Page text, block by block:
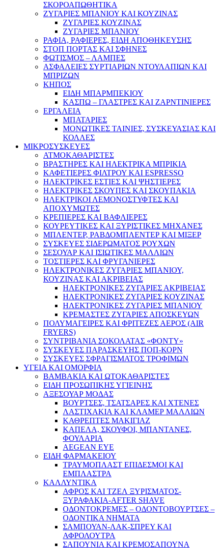
ΣΚΟΡΟΑΠΩΘΗΤΙΚΑ
ΖΥΓΑΡΙΕΣ ΜΠΑΝΙΟΥ ΚΑΙ ΚΟΥΖΙΝΑΣ
ΖΥΓΑΡΙΕΣ ΚΟΥΖΙΝΑΣ
ΖΥΓΑΡΙΕΣ ΜΠΑΝΙΟΥ
ΡΑΦΙΑ, ΡΑΦΙΕΡΕΣ, ΕΙΔΗ ΑΠΟΘΗΚΕΥΣΗΣ
ΣΤΟΠ ΠΟΡΤΑΣ ΚΑΙ ΣΦΗΝΕΣ
ΦΩΤΙΣΜΟΣ – ΛΑΜΠΕΣ
ΑΣΦΑΛΕΙΕΣ ΣΥΡΤΙΑΡΙΩΝ ΝΤΟΥΛΑΠΙΩΝ ΚΑΙ
ΜΠΡΙΖΩΝ
ΚΗΠΟΣ
ΕΙΔΗ ΜΠΑΡΜΠΕΚΙΟΥ
ΚΑΣΠΩ – ΓΛΑΣΤΡΕΣ ΚΑΙ ΖΑΡΝΤΙΝΙΕΡΕΣ
ΕΡΓΑΛΕΙΑ
ΜΠΑΤΑΡΙΕΣ
ΜΟΝΩΤΙΚΕΣ ΤΑΙΝΙΕΣ, ΣΥΣΚΕΥΑΣΙΑΣ ΚΑΙ
ΚΟΛΛΕΣ
ΜΙΚΡΟΣΥΣΚΕΥΕΣ
ΑΤΜΟΚΑΘΑΡΙΣΤΕΣ
ΒΡΑΣΤΗΡΕΣ ΚΑΙ ΗΛΕΚΤΡΙΚΑ ΜΠΡΙΚΙΑ
ΚΑΦΕΤΙΕΡΕΣ ΦΙΛΤΡΟΥ ΚΑΙ ESPRESSO
ΗΛΕΚΤΡΙΚΕΣ ΕΣΤΙΕΣ ΚΑΙ ΨΗΣΤΙΕΡΕΣ
ΗΛΕΚΤΡΙΚΕΣ ΣΚΟΥΠΕΣ ΚΑΙ ΣΚΟΥΠΑΚΙΑ
ΗΛΕΚΤΡΙΚΟΙ ΛΕΜΟΝΟΣΤΥΦΤΕΣ ΚΑΙ
ΑΠΟΧΥΜΩΤΕΣ
ΚΡΕΠΙΕΡΕΣ ΚΑΙ ΒΑΦΛΙΕΡΕΣ
ΚΟΥΡΕΥΤΙΚΕΣ ΚΑΙ ΞΥΡΙΣΤΙΚΕΣ ΜΗΧΑΝΕΣ
ΜΠΛΕΝΤΕΡ, ΡΑΒΔΟΜΠΛΕΝΤΕΡ ΚΑΙ ΜΙΞΕΡ
ΣΥΣΚΕΥΕΣ ΣΙΔΕΡΩΜΑΤΟΣ ΡΟΥΧΩΝ
ΣΕΣΟΥΑΡ ΚΑΙ ΙΣΙΩΤΙΚΕΣ ΜΑΛΛΙΩΝ
ΤΟΣΤΙΕΡΕΣ ΚΑΙ ΦΡΥΓΑΝΙΕΡΕΣ
ΗΛΕΚΤΡΟΝΙΚΕΣ ΖΥΓΑΡΙΕΣ ΜΠΑΝΙΟΥ,
ΚΟΥΖΙΝΑΣ ΚΑΙ ΑΚΡΙΒΕΙΑΣ
ΗΛΕΚΤΡΟΝΙΚΕΣ ΖΥΓΑΡΙΕΣ ΑΚΡΙΒΕΙΑΣ
ΗΛΕΚΤΡΟΝΙΚΕΣ ΖΥΓΑΡΙΕΣ ΚΟΥΖΙΝΑΣ
ΗΛΕΚΤΡΟΝΙΚΕΣ ΖΥΓΑΡΙΕΣ ΜΠΑΝΙΟΥ
ΚΡΕΜΑΣΤΕΣ ΖΥΓΑΡΙΕΣ ΑΠΟΣΚΕΥΩΝ
ΠΟΛΥΜΑΓΕΙΡΕΣ ΚΑΙ ΦΡΙΤΕΖΕΣ ΑΕΡΟΣ (AIR
FRYERS)
ΣΥΝΤΡΙΒΑΝΙΑ ΣΟΚΟΛΑΤΑΣ «ΦΟΝΤΥ»
ΣΥΣΚΕΥΕΣ ΠΑΡΑΣΚΕΥΗΣ ΠΟΠ-ΚΟΡΝ
ΣΥΣΚΕΥΕΣ ΣΦΡΑΓΙΣΜΑΤΟΣ ΤΡΟΦΙΜΩΝ
ΥΓΕΙΑ ΚΑΙ ΟΜΟΡΦΙΑ
ΒΑΜΒΑΚΙΑ ΚΑΙ ΩΤΟΚΑΘΑΡΙΣΤΕΣ
ΕΙΔΗ ΠΡΟΣΩΠΙΚΗΣ ΥΓΙΕΙΝΗΣ
ΑΞΕΣΟΥΑΡ ΜΟΔΑΣ
ΒΟΥΡΤΣΕΣ, ΤΣΑΤΣΑΡΕΣ ΚΑΙ ΧΤΕΝΕΣ
ΛΑΣΤΙΧΑΚΙΑ ΚΑΙ ΚΛΑΜΕΡ ΜΑΛΛΙΩΝ
ΚΑΘΡΕΠΤΕΣ ΜΑΚΙΓΙΑΖ
ΚΑΠΕΛΑ, ΣΚΟΥΦΟΙ, ΜΠΑΝΤΑΝΕΣ,
ΦΟΥΛΑΡΙΑ
AEGEAN EYE
ΕΙΔΗ ΦΑΡΜΑΚΕΙΟΥ
ΤΡΑΥΜΟΠΛΑΣΤ ΕΠΙΔΕΣΜΟΙ ΚΑΙ
ΕΜΠΛΑΣΤΡΑ
ΚΑΛΛΥΝΤΙΚΑ
ΑΦΡΟΣ ΚΑΙ ΤΖΕΛ ΞΥΡΙΣΜΑΤΟΣ-
ΞΥΡΑΦΑΚΙΑ-AFTER SHAVE
ΟΔΟΝΤΟΚΡΕΜΕΣ – ΟΔΟΝΤΟΒΟΥΡΤΣΕΣ –
ΟΔΟΝΤΙΚΑ ΝΗΜΑΤΑ
ΣΑΜΠΟΥΑΝ-ΛΑΚ-ΣΠΡΕΥ ΚΑΙ
ΑΦΡΟΛΟΥΤΡΑ
ΣΑΠΟΥΝΙΑ ΚΑΙ ΚΡΕΜΟΣΑΠΟΥΝΑ